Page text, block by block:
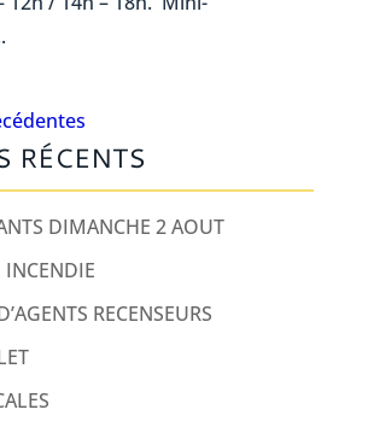
RÉCENTS
DIMANCHE 2 AOUT
INCENDIE
RECENSEURS